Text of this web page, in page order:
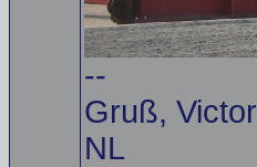
--
Gruß, Victor
NL